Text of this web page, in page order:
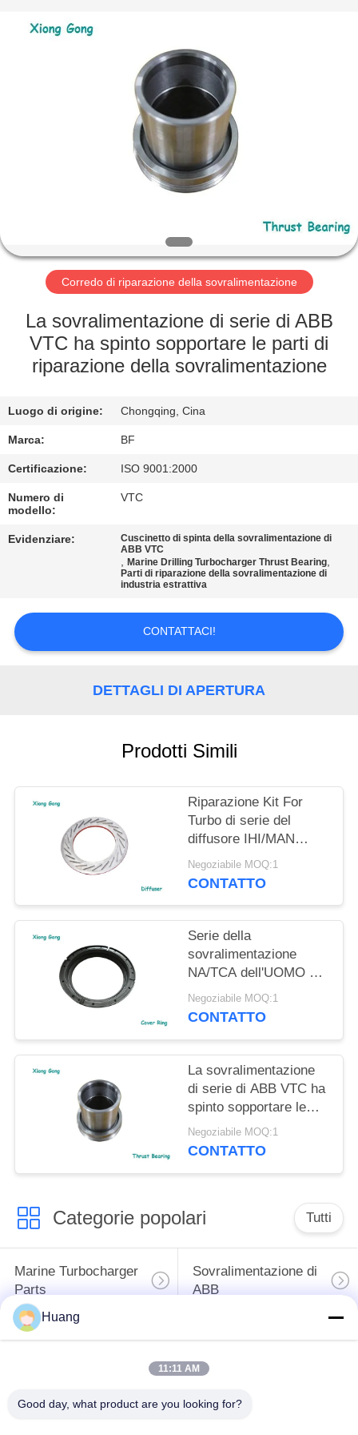
GIRO
DELLA
FABBRICA
CONTROLLO
QUALITÀ
CONTATTICI
NOTIZIE
SITO
Electrical
Corredo di riparazione della sovralimentazione
La sovralimentazione di serie di ABB
VTC ha spinto sopportare le parti di
riparazione della sovralimentazione
Luogo di origine: Chongqing, Cina
Marca: BF
Certificazione: ISO 9001:2000
Numero di
modello:
VTC
Evidenziare:
Cuscinetto di spinta della sovralimentazione di
ABB VTC
,Marine Drilling Turbocharger Thrust Bearing,
Parti di riparazione della sovralimentazione di
industria estrattiva
CONTATTACI!
DETTAGLI DI APERTURA
Prodotti Simili
Riparazione Kit For
Turbo di serie del
diffusore IHI/MAN
Martine Turbocharger
NA/TCA di Turbo
Negoziabile MOQ:1
CONTATTO
Serie della
sovralimentazione
NA/TCA dell'UOMO di
Ring Turbocharger
Repair Kit IHI della
Negoziabile MOQ:1
CONTATTO
La sovralimentazione
di serie di ABB VTC ha
spinto sopportare le
parti di riparazione
della sovralimentazione
Negoziabile MOQ:1
CONTATTO
Categorie popolari Tutti
Marine Turbocharger
Parts
Sovralimentazione di
ABB
Mitsubishi HA
sovralimentazione
Huang
11:11 AM
Good day, what product are you looking for?